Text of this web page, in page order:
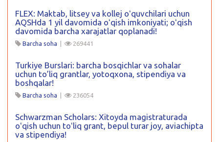
FLEX: Maktab, litsey va kollej oʻquvchilari uchun
AQSHda 1 yil davomida oʻqish imkoniyati; oʻqish
davomida barcha xarajatlar qoplanadi!
Barcha soha | 269441
Turkiye Burslari: barcha bosqichlar va sohalar
uchun to’liq grantlar, yotoqxona, stipendiya va
boshqalar!
Barcha soha | 236054
Schwarzman Scholars: Xitoyda magistraturada
oʻqish uchun toʻliq grant, bepul turar joy, aviachipta
va stipendiya!